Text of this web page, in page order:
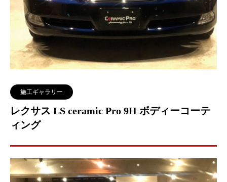
施工ギャラリー
レクサス LS ceramic Pro 9H ボディーコーテ
ィング